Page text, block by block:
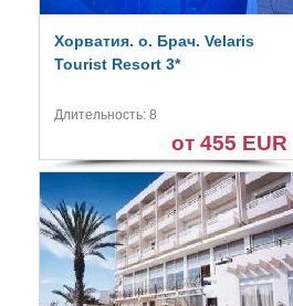
Хорватия. о. Брач. Velaris
Tourist Resort 3*
Длительность: 8
от 455 EUR